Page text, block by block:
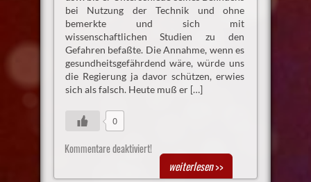
bei Nutzung der Technik und ohne
bemerkte und sich mit
wissenschaftlichen Studien zu den
Gefahren befaßte. Die Annahme, wenn es
gesundheitsgefährdend wäre, würde uns
die Regierung ja davor schützen, erwies
sich als falsch. Heute muß er […]
0
Kommentare deaktiviert!
weiterlesen>>